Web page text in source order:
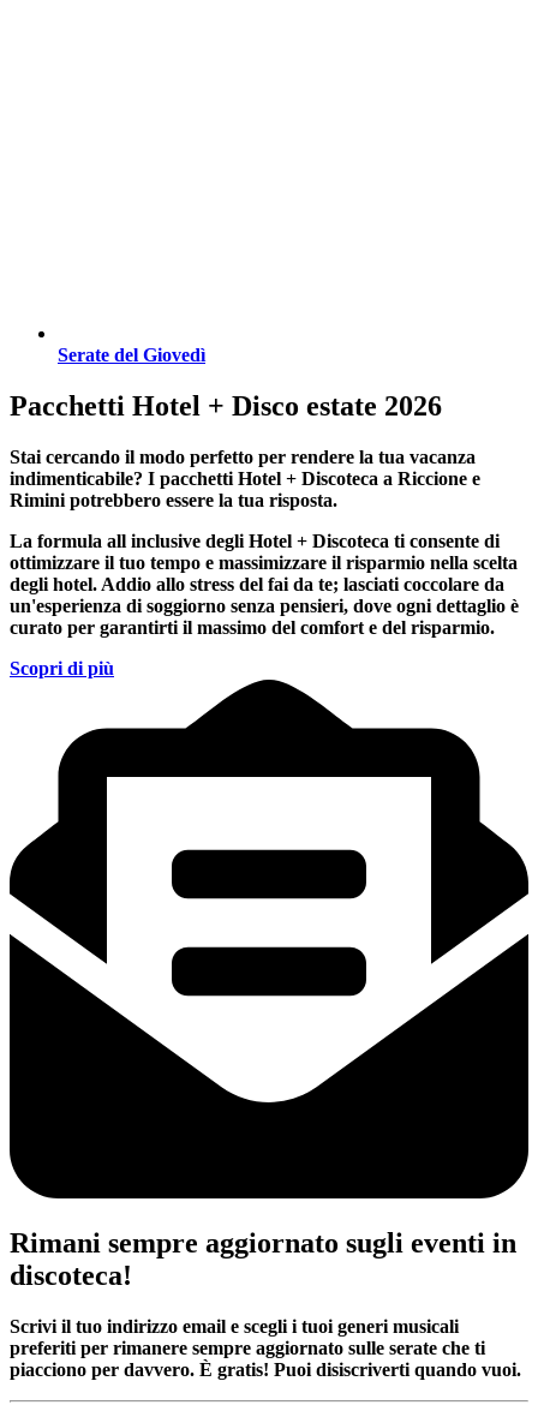
Serate del Giovedì
Pacchetti Hotel + Disco estate 2026
Stai cercando il modo perfetto per rendere la tua vacanza
indimenticabile? I pacchetti Hotel + Discoteca a Riccione e
Rimini potrebbero essere la tua risposta.
La formula all inclusive degli Hotel + Discoteca ti consente di
ottimizzare il tuo tempo e massimizzare il risparmio nella scelta
degli hotel. Addio allo stress del fai da te; lasciati coccolare da
un'esperienza di soggiorno senza pensieri, dove ogni dettaglio è
curato per garantirti il massimo del comfort e del risparmio.
Scopri di più
Rimani sempre aggiornato sugli eventi in
discoteca!
Scrivi il tuo indirizzo email e scegli i tuoi generi musicali
preferiti per rimanere sempre aggiornato sulle serate che ti
piacciono per davvero. È gratis! Puoi disiscriverti quando vuoi.